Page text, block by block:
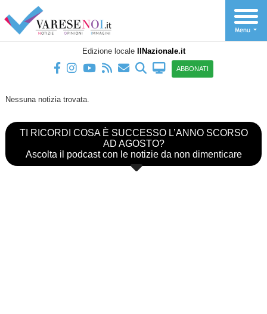
Edizione locale IlNazionale.it
ABBONATI
Nessuna notizia trovata.
TI RICORDI COSA È SUCCESSO L’ANNO SCORSO
AD AGOSTO?
Ascolta il podcast con le notizie da non dimenticare